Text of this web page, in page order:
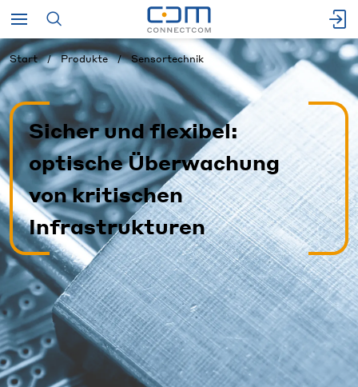
Start Produkte Sensortechnik
Sicher und flexibel:
optische Überwachung
von kritischen
Infrastrukturen